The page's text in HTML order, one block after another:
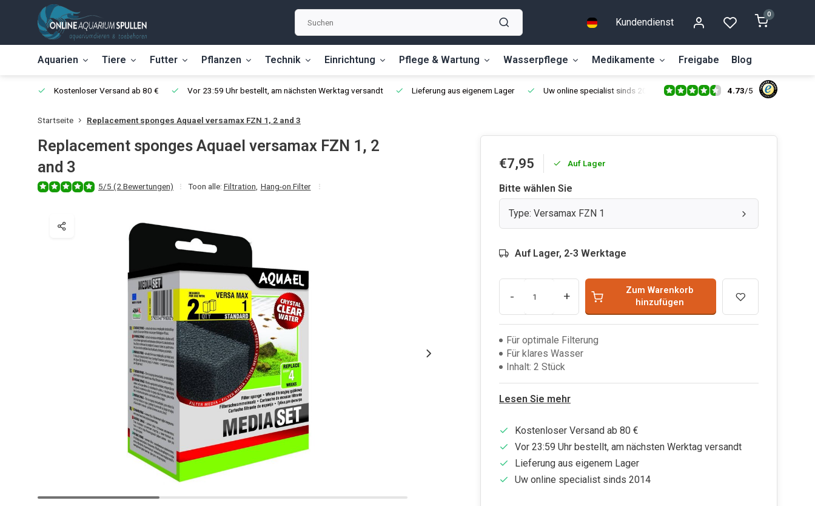
Kundendienst
0
Aquarien Tiere Futter Pflanzen Technik Einrichtung Pflege & Wartung Wasserpflege Medikamente Freigabe Blog
Kostenloser Versand ab 80 € Vor 23:59 Uhr bestellt, am nächsten Werktag versandt Lieferung aus eigenem Lager Uw online specialist sinds 2014 4.73/5
Startseite Replacement sponges Aquael versamax FZN 1, 2 and 3
Replacement sponges Aquael versamax FZN 1, 2
and 3
5/5 (2 Bewertungen) Toon alle: Filtration Hang-on Filter
€7,95 Auf Lager
Bitte wählen Sie
Type: Versamax FZN 1
Auf Lager, 2-3 Werktage
- +
Zum Warenkorb
hinzufügen
Für optimale Filterung
Für klares Wasser
Inhalt: 2 Stück
Lesen Sie mehr
Kostenloser Versand ab 80 €
Vor 23:59 Uhr bestellt, am nächsten Werktag versandt
Lieferung aus eigenem Lager
Uw online specialist sinds 2014